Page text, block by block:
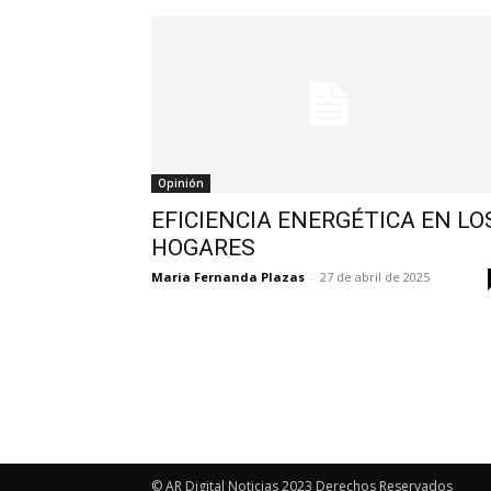
Opinión
EFICIENCIA ENERGÉTICA EN
HOGARES
Maria Fernanda Plazas - 27 de abril de 2025
© AR Digital Noticias 2023 Derechos Reservados